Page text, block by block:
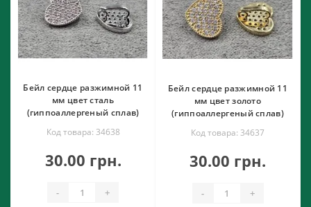
Бейл сердце разжимной 11
мм цвет сталь
(гиппоаллергеный сплав)
Код товара: 34638
30.00 грн.
- +
Бейл сердце разжимной 11
мм цвет золото
(гиппоаллергеный сплав)
Код товара: 34637
30.00 грн.
- +